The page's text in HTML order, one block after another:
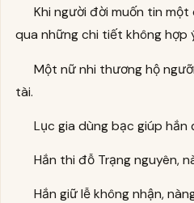
Khi người đời muốn tin
qua những chi tiết không hợp
Một nữ nhi thương hộ
tài.
Lục gia dùng bạc giúp hắn
Hắn thi đỗ Trạng nguyên,
Hắn giữ lễ không nhận,